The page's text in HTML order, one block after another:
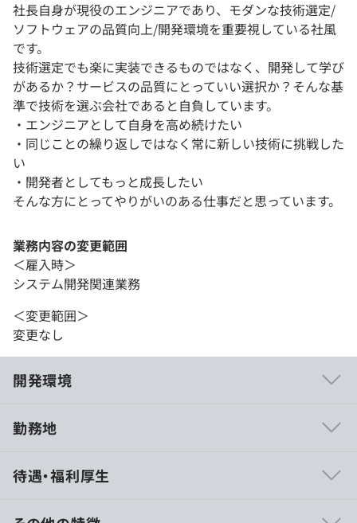
社長自身が現役のエンジニアであり、モダンな技術選定/
ソフトウェアの品質向上/開発環境を重要視している社風
です。
技術選定でも楽に実装できるものではなく、開発して学び
があるか？サービスの品質にとっていい選択か？そんな基
準で技術を選ぶ会社であると自負しています。
・エンジニアとして自身を高め続けたい
・同じことの繰り返しではなく常に新しい技術に挑戦した
い
・開発者としてもっと成長したい
そんな方にとってやりがいのある仕事だと思っています。
業務内容の変更範囲
＜雇入時＞
システム開発関連業務
＜変更範囲＞
変更なし
開発環境
きます。
で会社が動いています。
勤務地
待遇・福利厚生